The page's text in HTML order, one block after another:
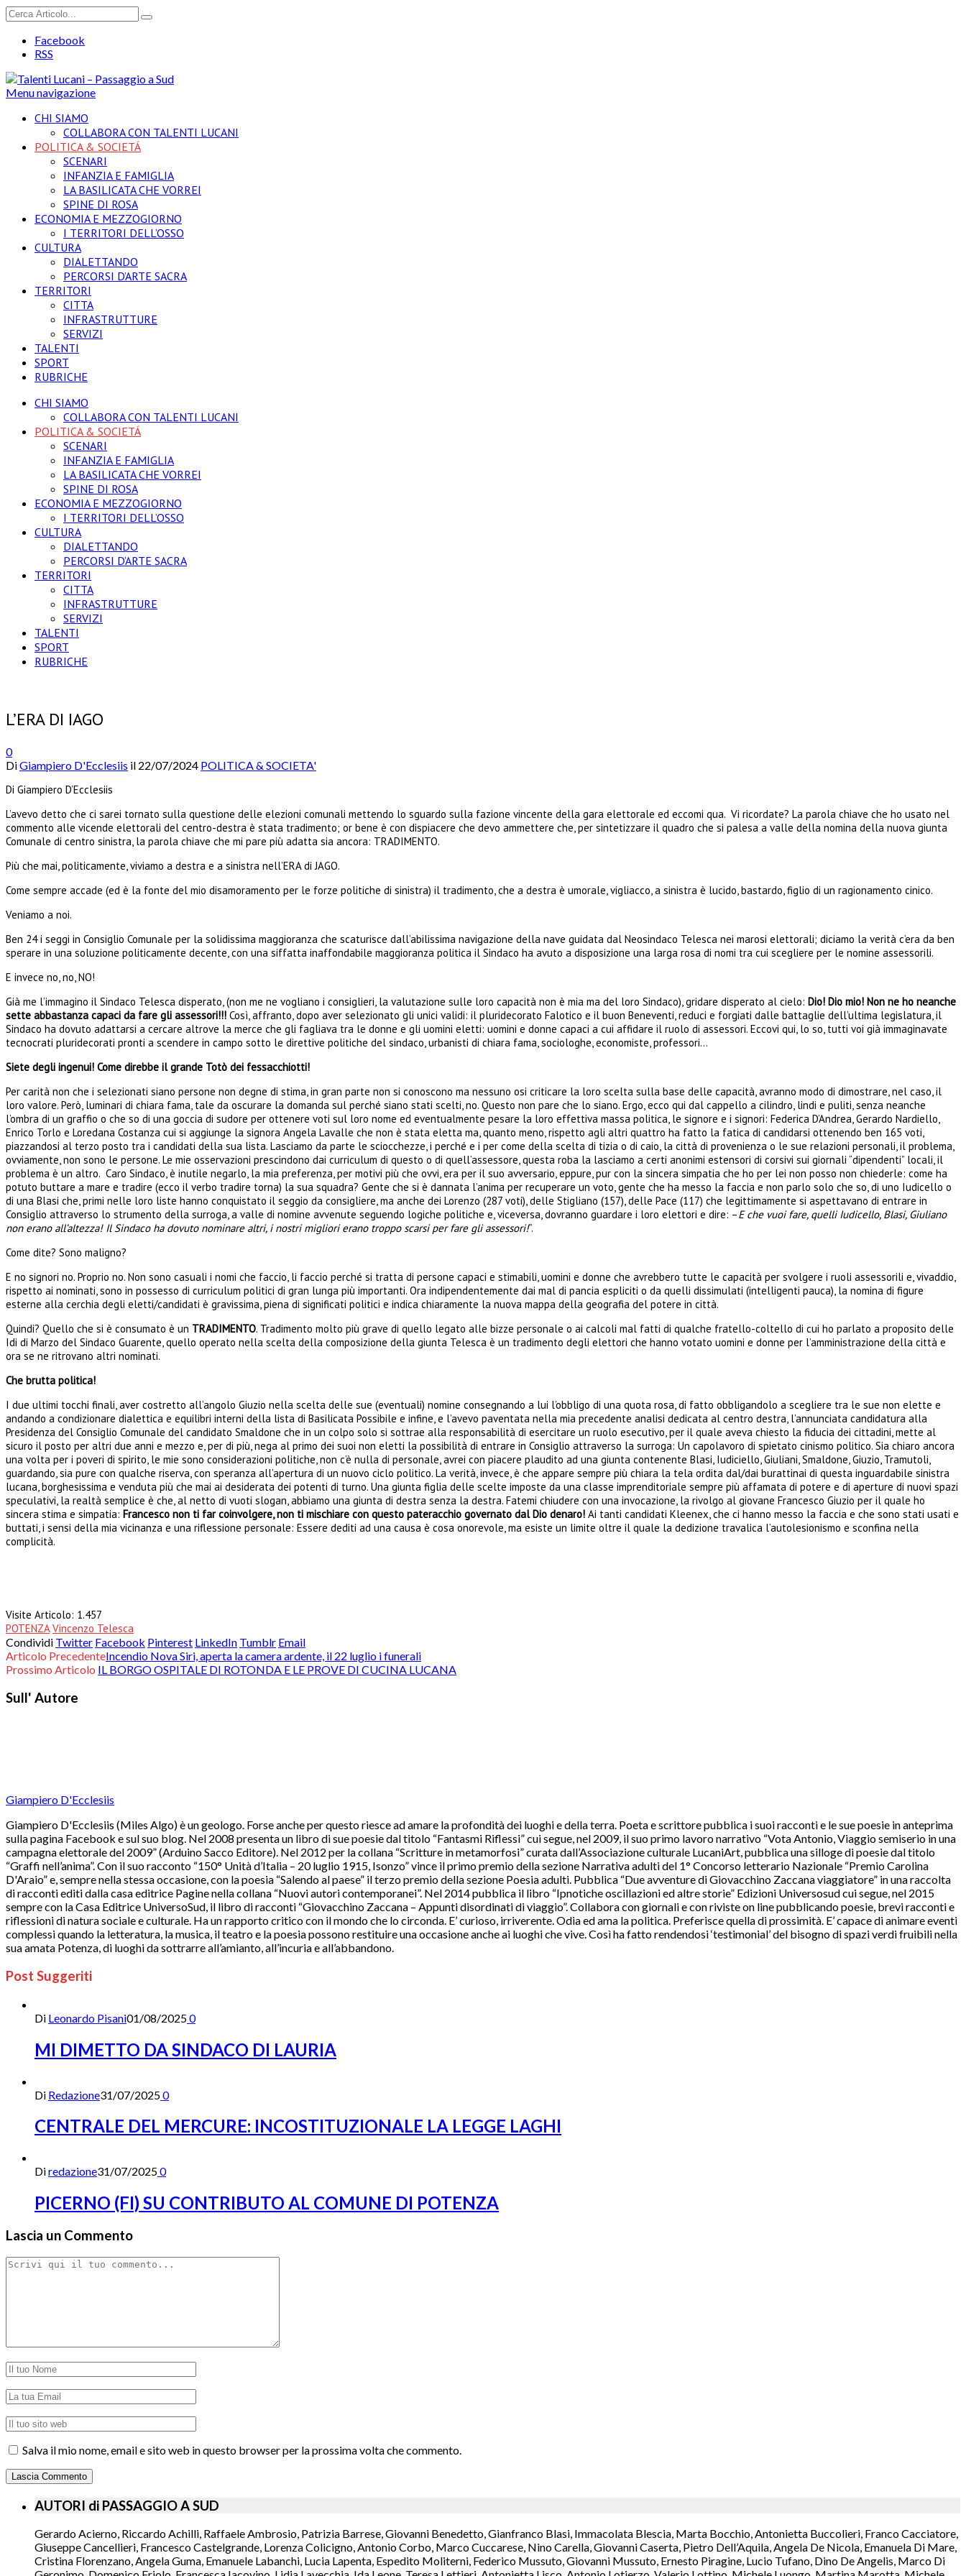
Facebook
RSS
Menu navigazione
CHI SIAMO
COLLABORA CON TALENTI LUCANI
POLITICA & SOCIETÁ
SCENARI
INFANZIA E FAMIGLIA
LA BASILICATA CHE VORREI
SPINE DI ROSA
ECONOMIA E MEZZOGIORNO
I TERRITORI DELL’OSSO
CULTURA
DIALETTANDO
PERCORSI D’ARTE SACRA
TERRITORI
CITTA
INFRASTRUTTURE
SERVIZI
TALENTI
SPORT
RUBRICHE
CHI SIAMO
COLLABORA CON TALENTI LUCANI
POLITICA & SOCIETÁ
SCENARI
INFANZIA E FAMIGLIA
LA BASILICATA CHE VORREI
SPINE DI ROSA
ECONOMIA E MEZZOGIORNO
I TERRITORI DELL’OSSO
CULTURA
DIALETTANDO
PERCORSI D’ARTE SACRA
TERRITORI
CITTA
INFRASTRUTTURE
SERVIZI
TALENTI
SPORT
RUBRICHE
L’ERA DI IAGO
0
DiGiampiero D'Ecclesiis il 22/07/2024 POLITICA & SOCIETA'
Di Giampiero D’Ecclesiis
L’avevo detto che ci sarei tornato sulla questione delle elezioni comunali mettendo lo sguardo sulla fazione vincente della gara elettorale ed eccomi qua. Vi ricordate? La parola chiave che ho usato nel
commento alle vicende elettorali del centro-destra è stata tradimento; or bene è con dispiacere che devo ammettere che, per sintetizzare il quadro che si palesa a valle della nomina della nuova giunta
Comunale di centro sinistra, la parola chiave che mi pare più adatta sia ancora: TRADIMENTO.
Più che mai, politicamente, viviamo a destra e a sinistra nell’ERA di JAGO.
Come sempre accade (ed è la fonte del mio disamoramento per le forze politiche di sinistra) il tradimento, che a destra è umorale, vigliacco, a sinistra è lucido, bastardo, figlio di un ragionamento cinico.
Veniamo a noi.
Ben 24 i seggi in Consiglio Comunale per la solidissima maggioranza che scaturisce dall’abilissima navigazione della nave guidata dal Neosindaco Telesca nei marosi elettorali; diciamo la verità c’era da ben
sperare in una soluzione politicamente decente, con una siffatta inaffondabile maggioranza politica il Sindaco ha avuto a disposizione una larga rosa di nomi tra cui scegliere per le nomine assessorili.
E invece no, no, NO!
Già me l’immagino il Sindaco Telesca disperato, (non me ne vogliano i consiglieri, la valutazione sulle loro capacità non è mia ma del loro Sindaco), gridare disperato al cielo: Dio! Dio mio! Non ne ho neanche
sette abbastanza capaci da fare gli assessori!!! Così, affranto, dopo aver selezionato gli unici validi: il pluridecorato Falotico e il buon Beneventi, reduci e forgiati dalle battaglie dell’ultima legislatura, il
Sindaco ha dovuto adattarsi a cercare altrove la merce che gli fagliava tra le donne e gli uomini eletti: uomini e donne capaci a cui affidare il ruolo di assessori. Eccovi qui, lo so, tutti voi già immaginavate
tecnocrati pluridecorati pronti a scendere in campo sotto le direttive politiche del sindaco, urbanisti di chiara fama, sociologhe, economiste, professori…
Siete degli ingenui! Come direbbe il grande Totò dei fessacchiotti!
Per carità non che i selezionati siano persone non degne di stima, in gran parte non si conoscono ma nessuno osi criticare la loro scelta sulla base delle capacità, avranno modo di dimostrare, nel caso, il
loro valore. Però, luminari di chiara fama, tale da oscurare la domanda sul perché siano stati scelti, no. Questo non pare che lo siano. Ergo, ecco qui dal cappello a cilindro, lindi e puliti, senza neanche
l’ombra di un graffio o che so di una goccia di sudore per ottenere voti sul loro nome ed eventualmente pesare la loro effettiva massa politica, le signore e i signori: Federica D’Andrea, Gerardo Nardiello,
Enrico Torlo e Loredana Costanza cui si aggiunge la signora Angela Lavalle che non è stata eletta ma, quanto meno, rispetto agli altri quattro ha fatto la fatica di candidarsi ottenendo ben 165 voti,
piazzandosi al terzo posto tra i candidati della sua lista. Lasciamo da parte le sciocchezze, i perché e i per come della scelta di tizia o di caio, la città di provenienza o le sue relazioni personali, il problema,
ovviamente, non sono le persone. Le mie osservazioni prescindono dai curriculum di questo o di quell’assessore, questa roba la lasciamo a certi anonimi estensori di corsivi sui giornali “dipendenti” locali, il
problema è un altro. Caro Sindaco, è inutile negarlo, la mia preferenza, per motivi più che ovvi, era per il suo avversario, eppure, pur con la sincera simpatia che ho per lei non posso non chiederle: come ha
potuto buttare a mare e tradire (ecco il verbo tradire torna) la sua squadra? Gente che si è dannata l’anima per recuperare un voto, gente che ha messo la faccia e non parlo solo che so, di uno Iudicello o
di una Blasi che, primi nelle loro liste hanno conquistato il seggio da consigliere, ma anche dei Lorenzo (287 voti), delle Stigliano (157), delle Pace (117) che legittimamente si aspettavano di entrare in
Consiglio attraverso lo strumento della surroga, a valle di nomine avvenute seguendo logiche politiche e, viceversa, dovranno guardare i loro elettori e dire: –E che vuoi fare, quelli Iudicello, Blasi, Giuliano
non erano all’altezza! Il Sindaco ha dovuto nominare altri, i nostri migliori erano troppo scarsi per fare gli assessori!”.
Come dite? Sono maligno?
E no signori no. Proprio no. Non sono casuali i nomi che faccio, li faccio perché si tratta di persone capaci e stimabili, uomini e donne che avrebbero tutte le capacità per svolgere i ruoli assessorili e, vivaddio,
rispetto ai nominati, sono in possesso di curriculum politici di gran lunga più importanti. Ora indipendentemente dai mal di pancia espliciti o da quelli dissimulati (intelligenti pauca), la nomina di figure
esterne alla cerchia degli eletti/candidati è gravissima, piena di significati politici e indica chiaramente la nuova mappa della geografia del potere in città.
Quindi? Quello che si è consumato è un TRADIMENTO. Tradimento molto più grave di quello legato alle bizze personale o ai calcoli mal fatti di qualche fratello-coltello di cui ho parlato a proposito delle
Idi di Marzo del Sindaco Guarente, quello operato nella scelta della composizione della giunta Telesca è un tradimento degli elettori che hanno votato uomini e donne per l’amministrazione della città e
ora se ne ritrovano altri nominati.
Che brutta politica!
I due ultimi tocchi finali, aver costretto all’angolo Giuzio nella scelta delle sue (eventuali) nomine consegnando a lui l’obbligo di una quota rosa, di fatto obbligandolo a scegliere tra le sue non elette e
andando a condizionare dialettica e equilibri interni della lista di Basilicata Possibile e infine, e l’avevo paventata nella mia precedente analisi dedicata al centro destra, l’annunciata candidatura alla
Presidenza del Consiglio Comunale del candidato Smaldone che in un colpo solo si sottrae alla responsabilità di esercitare un ruolo esecutivo, per il quale aveva chiesto la fiducia dei cittadini, mette al
sicuro il posto per altri due anni e mezzo e, per di più, nega al primo dei suoi non eletti la possibilità di entrare in Consiglio attraverso la surroga: Un capolavoro di spietato cinismo politico. Sia chiaro ancora
una volta per i poveri di spirito, le mie sono considerazioni politiche, non c’è nulla di personale, avrei con piacere plaudito ad una giunta contenente Blasi, Iudiciello, Giuliani, Smaldone, Giuzio, Tramutoli,
guardando, sia pure con qualche riserva, con speranza all’apertura di un nuovo ciclo politico. La verità, invece, è che appare sempre più chiara la tela ordita dal/dai burattinai di questa inguardabile sinistra
lucana, borghesissima e venduta più che mai ai desiderata dei potenti di turno. Una giunta figlia delle scelte imposte da una classe imprenditoriale sempre più affamata di potere e di aperture di nuovi spazi
speculativi, la realtà semplice è che, al netto di vuoti slogan, abbiamo una giunta di destra senza la destra. Fatemi chiudere con una invocazione, la rivolgo al giovane Francesco Giuzio per il quale ho
sincera stima e simpatia: Francesco non ti far coinvolgere, non ti mischiare con questo pateracchio governato dal Dio denaro! Ai tanti candidati Kleenex, che ci hanno messo la faccia e che sono stati usati e
buttati, i sensi della mia vicinanza e una riflessione personale: Essere dediti ad una causa è cosa onorevole, ma esiste un limite oltre il quale la dedizione travalica l’autolesionismo e sconfina nella
complicità.
Visite Articolo: 1.457
POTENZA Vincenzo Telesca
Condividi Twitter Facebook Pinterest LinkedIn Tumblr Email
Articolo PrecedenteIncendio Nova Siri, aperta la camera ardente, il 22 luglio i funerali
Prossimo Articolo IL BORGO OSPITALE DI ROTONDA E LE PROVE DI CUCINA LUCANA
Sull' Autore
Giampiero D'Ecclesiis
Giampiero D'Ecclesiis (Miles Algo) è un geologo. Forse anche per questo riesce ad amare la profondità dei luoghi e della terra. Poeta e scrittore pubblica i suoi racconti e le sue poesie in anteprima
sulla pagina Facebook e sul suo blog. Nel 2008 presenta un libro di sue poesie dal titolo “Fantasmi Riflessi” cui segue, nel 2009, il suo primo lavoro narrativo “Vota Antonio, Viaggio semiserio in una
campagna elettorale del 2009” (Arduino Sacco Editore). Nel 2012 per la collana “Scritture in metamorfosi” curata dall’Associazione culturale LucaniArt, pubblica una silloge di poesie dal titolo
“Graffi nell’anima”. Con il suo racconto “150° Unità d’Italia – 20 luglio 1915, Isonzo” vince il primo premio della sezione Narrativa adulti del 1° Concorso letterario Nazionale “Premio Carolina
D'Araio” e, sempre nella stessa occasione, con la poesia “Salendo al paese” il terzo premio della sezione Poesia adulti. Pubblica “Due avventure di Giovacchino Zaccana viaggiatore” in una raccolta
di racconti editi dalla casa editrice Pagine nella collana “Nuovi autori contemporanei”. Nel 2014 pubblica il libro “Ipnotiche oscillazioni ed altre storie” Edizioni Universosud cui segue, nel 2015
sempre con la Casa Editrice UniversoSud, il libro di racconti “Giovacchino Zaccana – Appunti disordinati di viaggio”. Collabora con giornali e con riviste on line pubblicando poesie, brevi racconti e
riflessioni di natura sociale e culturale. Ha un rapporto critico con il mondo che lo circonda. E’ curioso, irriverente. Odia ed ama la politica. Preferisce quella di prossimità. E’ capace di animare eventi
complessi quando la letteratura, la musica, il teatro e la poesia possono restituire una occasione anche ai luoghi che vive. Così ha fatto rendendosi ‘testimonial’ del bisogno di spazi verdi fruibili nella
sua amata Potenza, di luoghi da sottrarre all’amianto, all’incuria e all’abbandono.
Post Suggeriti
Di Leonardo Pisani01/08/20250
MI DIMETTO DA SINDACO DI LAURIA
Di Redazione31/07/20250
CENTRALE DEL MERCURE: INCOSTITUZIONALE LA LEGGE LAGHI
Diredazione31/07/20250
PICERNO (FI) SU CONTRIBUTO AL COMUNE DI POTENZA
Lascia un Commento
Salva il mio nome, email e sito web in questo browser per la prossima volta che commento.
AUTORI di PASSAGGIO A SUD
Gerardo Acierno, Riccardo Achilli, Raffaele Ambrosio, Patrizia Barrese, Giovanni Benedetto, Gianfranco Blasi, Immacolata Blescia, Marta Bocchio, Antonietta Buccolieri, Franco Cacciatore,
Giuseppe Cancellieri, Francesco Castelgrande, Lorenza Colicigno, Antonio Corbo, Marco Cuccarese, Nino Carella, Giovanni Caserta, Pietro Dell’Aquila, Angela De Nicola, Emanuela Di Mare,
Cristina Florenzano, Angela Guma, Emanuele Labanchi, Lucia Lapenta, Espedito Moliterni, Federico Mussuto, Giovanni Mussuto, Ernesto Piragine, Lucio Tufano, Dino De Angelis, Marco Di